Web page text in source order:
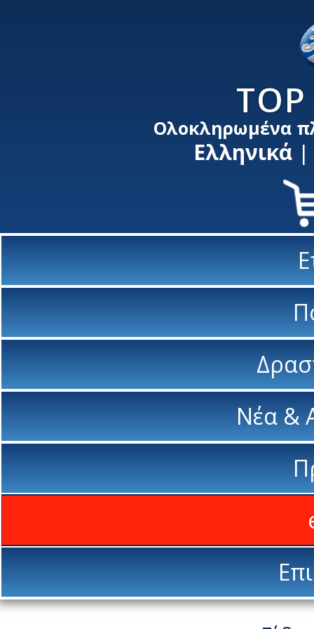
TOP
Ολοκληρωμένα
Ελληνικά
Νέα &